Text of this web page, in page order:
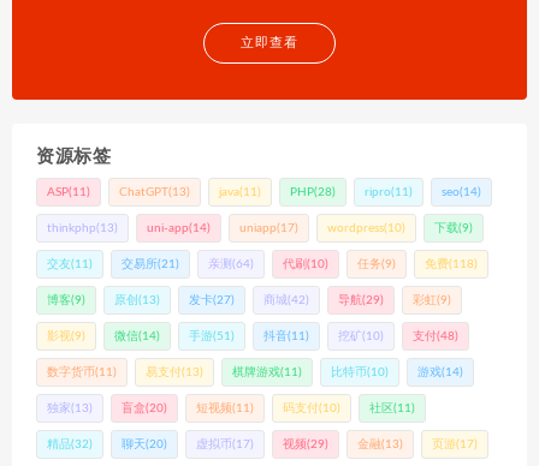
立即查看
资源标签
ASP(11) ChatGPT(13) java(11) PHP(28) ripro(11) seo(14)
thinkphp(13) uni-app(14) uniapp(17) wordpress(10) 下载(9)
交友(11) 交易所(21) 亲测 (64) 代刷 (10) 任务(9) 免费(118)
博客(9) 原创 (13) 发卡(27) 商城(42) 导航(29) 彩虹(9)
影视(9) 微信(14) 手游(51) 抖音(11) 挖矿(10) 支付(48)
数字货币(11) 易支付(13) 棋牌游戏(11) 比特币(10) 游戏(14)
独家(13) 盲盒(20) 短视频(11) 码支付(10) 社区(11)
精品(32) 聊天(20) 虚拟币(17) 视频(29) 金融(13) 页游(17)